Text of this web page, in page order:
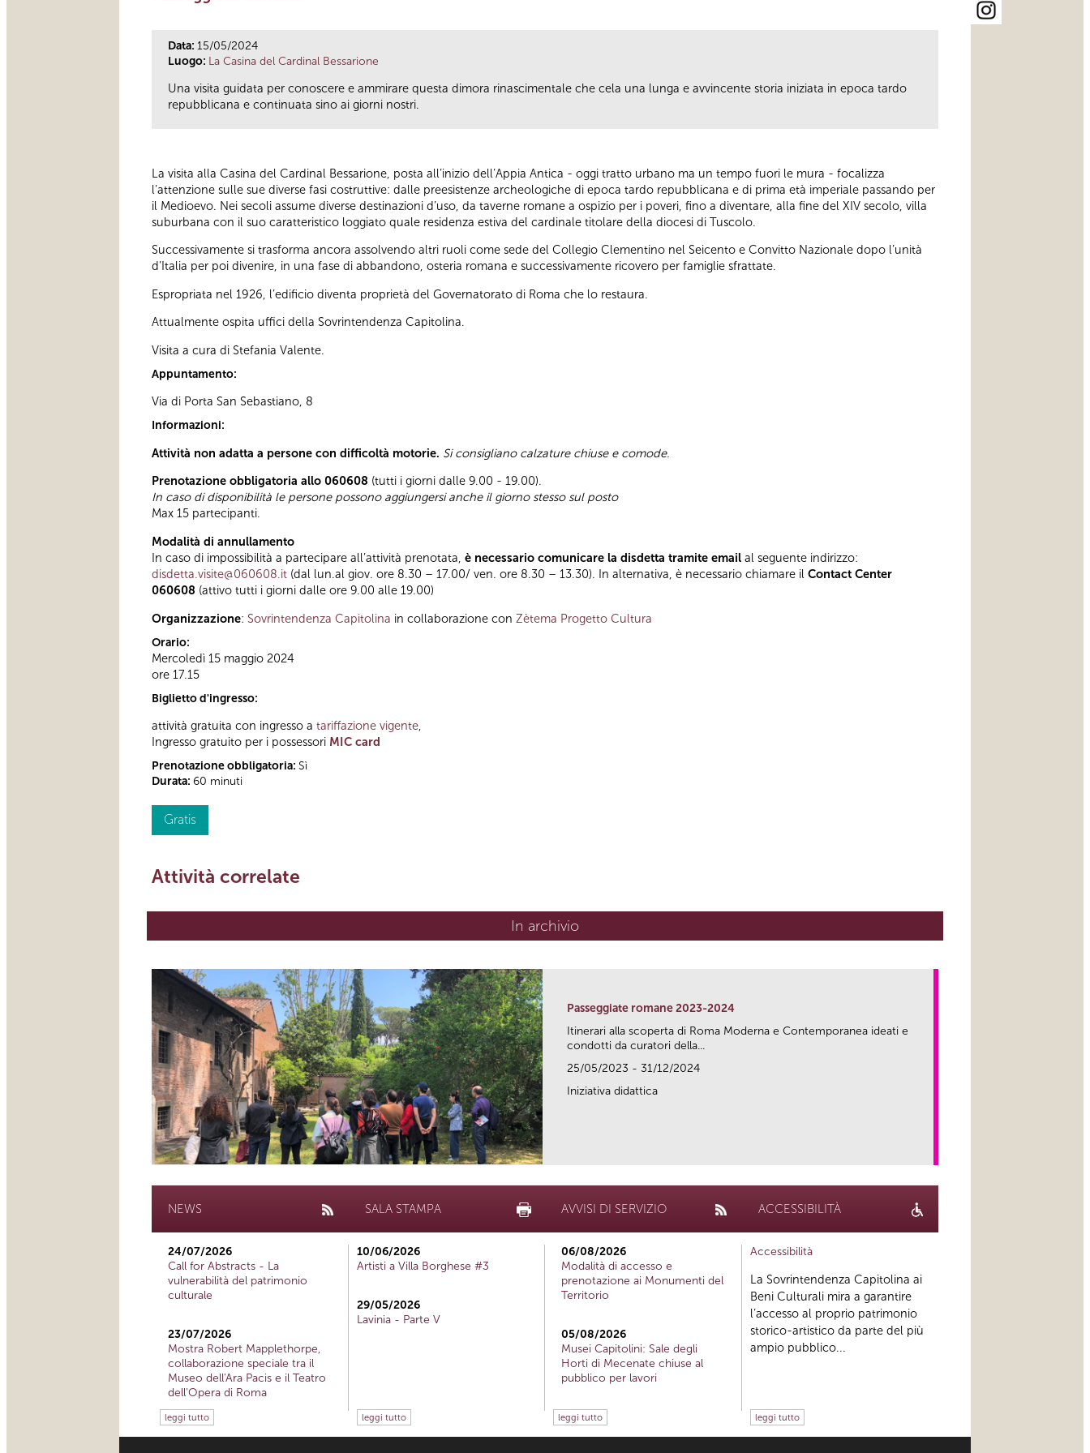
Data: 15/05/2024
Luogo: La Casina del Cardinal Bessarione
Una visita guidata per conoscere e ammirare questa dimora rinascimentale che cela una lunga e avvincente storia iniziata in epoca tardo
repubblicana e continuata sino ai giorni nostri.
La visita alla Casina del Cardinal Bessarione, posta all’inizio dell’Appia Antica - oggi tratto urbano ma un tempo fuori le mura - focalizza
l’attenzione sulle sue diverse fasi costruttive: dalle preesistenze archeologiche di epoca tardo repubblicana e di prima età imperiale passando per
il Medioevo. Nei secoli assume diverse destinazioni d’uso, da taverne romane a ospizio per i poveri, fino a diventare, alla fine del XIV secolo, villa
suburbana con il suo caratteristico loggiato quale residenza estiva del cardinale titolare della diocesi di Tuscolo.
Successivamente si trasforma ancora assolvendo altri ruoli come sede del Collegio Clementino nel Seicento e Convitto Nazionale dopo l’unità
d’Italia per poi divenire, in una fase di abbandono, osteria romana e successivamente ricovero per famiglie sfrattate.
Espropriata nel 1926, l’edificio diventa proprietà del Governatorato di Roma che lo restaura.
Attualmente ospita uffici della Sovrintendenza Capitolina.
Visita a cura di Stefania Valente.
Appuntamento:
Via di Porta San Sebastiano, 8
Informazioni:
Attività non adatta a persone con difficoltà motorie. Si consigliano calzature chiuse e comode.
Prenotazione obbligatoria allo 060608 (tutti i giorni dalle 9.00 - 19.00).
In caso di disponibilità le persone possono aggiungersi anche il giorno stesso sul posto
Max 15 partecipanti.
Modalità di annullamento
In caso di impossibilità a partecipare all’attività prenotata, è necessario comunicare la disdetta tramite email al seguente indirizzo:
disdetta.visite@060608.it (dal lun.al giov. ore 8.30 – 17.00/ ven. ore 8.30 – 13.30). In alternativa, è necessario chiamare il Contact Center
060608 (attivo tutti i giorni dalle ore 9.00 alle 19.00)
Organizzazione: Sovrintendenza Capitolina in collaborazione con Zètema Progetto Cultura
Orario:
Mercoledì 15 maggio 2024
ore 17.15
Biglietto d'ingresso:
attività gratuita con ingresso a tariffazione vigente,
Ingresso gratuito per i possessori MIC card
Prenotazione obbligatoria: Sì
Durata: 60 minuti
Gratis
Attività correlate
In archivio
Passeggiate romane 2023-2024
Itinerari alla scoperta di Roma Moderna e Contemporanea ideati e
condotti da curatori della...
25/05/2023 - 31/12/2024
Iniziativa didattica
NEWS
24/07/2026
Call for Abstracts - La
vulnerabilità del patrimonio
culturale
23/07/2026
Mostra Robert Mapplethorpe,
collaborazione speciale tra il
Museo dell'Ara Pacis e il Teatro
dell'Opera di Roma
leggi tutto
SALA STAMPA
10/06/2026
Artisti a Villa Borghese #3
29/05/2026
Lavinia - Parte V
leggi tutto
AVVISI DI SERVIZIO
06/08/2026
Modalità di accesso e
prenotazione ai Monumenti del
Territorio
05/08/2026
Musei Capitolini: Sale degli
Horti di Mecenate chiuse al
pubblico per lavori
leggi tutto
ACCESSIBILITÀ
Accessibilità
La Sovrintendenza Capitolina ai
Beni Culturali mira a garantire
l’accesso al proprio patrimonio
storico-artistico da parte del più
ampio pubblico...
leggi tutto